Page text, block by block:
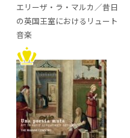
エリーザ・ラ・マルカ／昔日
の英国王室におけるリュート
音楽